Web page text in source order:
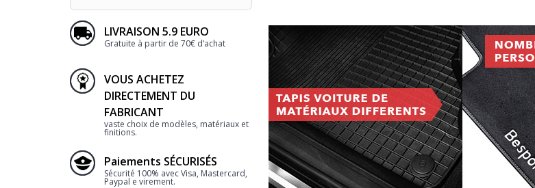
LIVRAISON 5.9 EURO
Gratuite à partir de 70€ d’achat
VOUS ACHETEZ
DIRECTEMENT DU
FABRICANT
vaste choix de modèles, matériaux et
finitions.
Paiements SÉCURISÉS
Sécurité 100% avec Visa, Mastercard,
Paypal e virement.